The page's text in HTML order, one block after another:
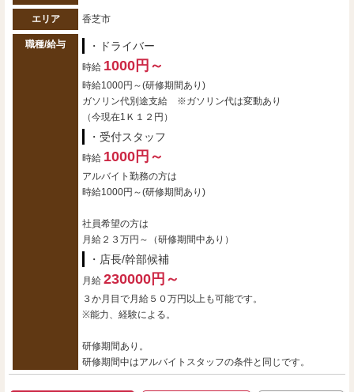
エリア 香芝市
職種/給与 ・ドライバー
時給 1000円～
時給1000円～(研修期間あり)
ガソリン代別途支給 ※ガソリン代は変動あり
（今現在1Ｋ１２円）
・受付スタッフ
時給 1000円～
アルバイト勤務の方は
時給1000円～(研修期間あり)
社員希望の方は
月給２３万円～（研修期間中あり）
・店長/幹部候補
月給 230000円～
３か月目で月給５０万円以上も可能です。
※能力、経験による。
研修期間あり。
研修期間中はアルバイトスタッフの条件と同じです。